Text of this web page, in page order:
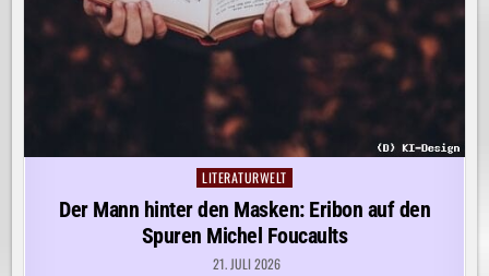
Posted
in
LITERATURWELT
Der Mann hinter den Masken: Eribon auf den
Spuren Michel Foucaults
21. JULI 2026